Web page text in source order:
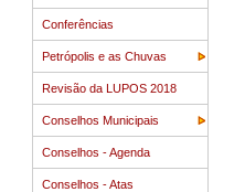
Conferências
Petrópolis e as Chuvas
Revisão da LUPOS 2018
Conselhos Municipais
Conselhos - Agenda
Conselhos - Atas